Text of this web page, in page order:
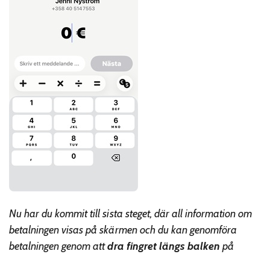
Nu har du kommit till sista steget, där all information om
betalningen visas på skärmen och du kan genomföra
betalningen genom attdra fingret längs balkenpå